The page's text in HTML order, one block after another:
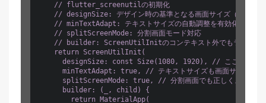
    // flutter_screenutilの初期化
// designSize: デザイン時の基準となる画面サイズ（例：
    // minTextAdapt: テキストサイズの自動調整を有効化
    // splitScreenMode: 分割画面モード対応
// builder: ScreenUtilInitのコンテキスト外でもライブラ
    return ScreenUtilInit(
designSize: const Size(1080, 1920), // ここをデザイ
minTextAdapt: true, // テキストサイズも画面サイズに合
splitScreenMode: true, // 分割画面でも正しくスケーリ
      builder: (_, child) {
        return MaterialApp(